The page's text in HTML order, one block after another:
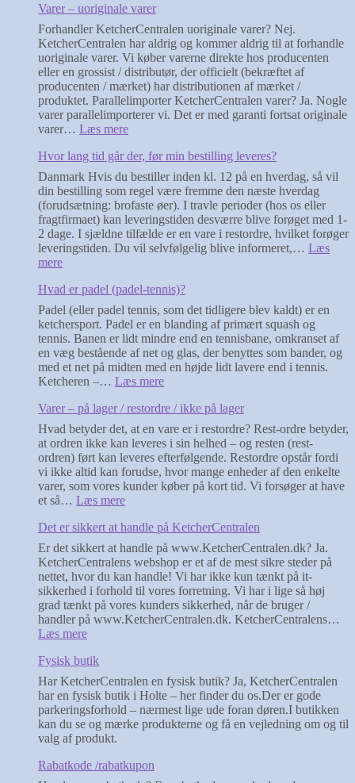
/
annullering
af
ordre
Varer – uoriginale varer
Forhandler KetcherCentralen uoriginale varer? Nej.
KetcherCentralen har aldrig og kommer aldrig til at forhandle
uoriginale varer. Vi køber varerne direkte hos producenten
eller en grossist / distributør, der officielt (bekræftet af
producenten / mærket) har distributionen af mærket /
produktet. Parallelimporter KetcherCentralen varer? Ja. Nogle
varer parallelimporterer vi. Det er med garanti fortsat originale
varer… Læs mere:
–
uoriginale
varer
Hvor lang tid går der, før min bestilling leveres?
Danmark Hvis du bestiller inden kl. 12 på en hverdag, så vil
din bestilling som regel være fremme den næste hverdag
(forudsætning: brofaste øer). I travle perioder (hos os eller
fragtfirmaet) kan leveringstiden desværre blive forøget med 1-
2 dage. I sjældne tilfælde er en vare i restordre, hvilket forøger
leveringstiden. Du vil selvfølgelig blive informeret,… Læs
mere:
lang
tid
går
der,
før
min
bestilling
leveres?
Hvad er padel (padel-tennis)?
Padel (eller padel tennis, som det tidligere blev kaldt) er en
ketchersport. Padel er en blanding af primært squash og
tennis. Banen er lidt mindre end en tennisbane, omkranset af
en væg bestående af net og glas, der benyttes som bander, og
med et net på midten med en højde lidt lavere end i tennis.
Ketcheren –… Læs mere:
er
(padel-
tennis)?
Varer – på lager / restordre / ikke på lager
Hvad betyder det, at en vare er i restordre? Rest-ordre betyder,
at ordren ikke kan leveres i sin helhed – og resten (rest-
ordren) ført kan leveres efterfølgende. Restordre opstår fordi
vi ikke altid kan forudse, hvor mange enheder af den enkelte
varer, som vores kunder køber på kort tid. Vi forsøger at have
et så… Læs mere:
–
lager
/
restordre
/
ikke
på
Det er sikkert at handle på KetcherCentralen
Er det sikkert at handle på www.KetcherCentralen.dk? Ja.
KetcherCentralens webshop er et af de mest sikre steder på
nettet, hvor du kan handle! Vi har ikke kun tænkt på it-
sikkerhed i forhold til vores forretning. Vi har i lige så høj
grad tænkt på vores kunders sikkerhed, når de bruger /
handler på www.KetcherCentralen.dk. KetcherCentralens…
Læs mere:
er
sikkert
at
handle
på
KetcherCentralen
Fysisk butik
Har KetcherCentralen en fysisk butik? Ja, KetcherCentralen
har en fysisk butik i Holte – her finder du os.Der er gode
parkeringsforhold – nærmest lige ude foran døren.I butikken
kan du se og mærke produkterne og få en vejledning om og til
valg af produkt.
Rabatkode /rabatkupon